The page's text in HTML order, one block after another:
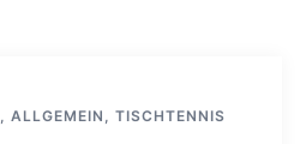
, ALLGEMEIN , TISCHTENNIS